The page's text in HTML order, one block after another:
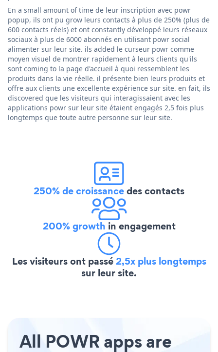
En a small amount of time de leur inscription avec powr
popup, ils ont pu grow leurs contacts à plus de 250% (plus de
600 contacts réels) et ont constantly développé leurs réseaux
sociaux à plus de 6000 abonnés en utilisant powr social
alimenter sur leur site. ils added le curseur powr comme
moyen visuel de montrer rapidement à leurs clients qu'ils
sont coming to la page d'accueil à quoi ressemblent les
produits dans la vie réelle. il présente bien leurs produits et
offre aux clients une excellente expérience sur site. en fait, ils
discovered que les visiteurs qui interagissaient avec les
applications powr sur leur site étaient engagés 2,5 fois plus
longtemps que toute autre personne sur leur site.
250% de croissancedes contacts
200% growth in engagement
Les visiteurs ont passé2,5x plus longtemps
sur leur site.
All POWR apps are